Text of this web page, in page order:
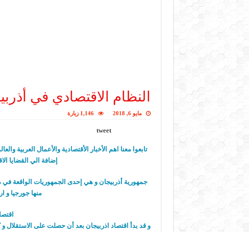
النظام الاقتصادي في
مايو 6, 2018 1,146 زيارة
tweet
تابعوا معنا اهم الأخبار الأقتصادية والأعمال العربية
إضافة الي القضايا
جمهورية أذربيجان و هي إحدى الجمهوريات الواقعة
منها جورجيا و